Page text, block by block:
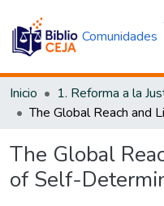
Comunidades
Inicio
The Global
of Self-